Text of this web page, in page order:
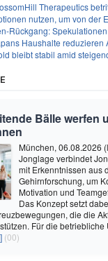
Therapeutics betritt den Markt mit einem
nutzen, um von der
Rückgang: Spekulationen über weitere
Haushalte reduzieren Ausgaben trotz steigender
bleibt stabil amid steigender geopolitischer
Bälle werfen
München, 06.08.2026
Jonglage verbindet
mit Erkenntnissen aus
Gehirnforschung, um
Motivation und
Das Konzept setzt
die die
Für die betriebliche
(00)